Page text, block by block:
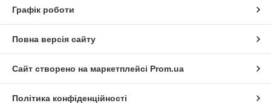
Графік роботи
Повна версія сайту
Сайт створено на маркетплейсі Prom.ua
Політика конфіденційності